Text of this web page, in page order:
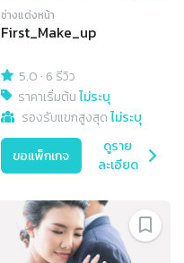
ช่างแต่งหน้า
First_Make_up
5.0 · 6 รีวิว
ราคาเริ่มต้นไม่ระบุ
รองรับแขกสูงสุดไม่ระบุ
ขอแพ็กเกจ
ดูราย
ละเอียด